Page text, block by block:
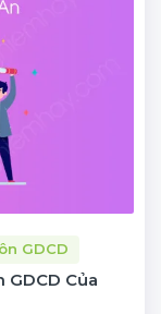
GDCD
GDCD Của